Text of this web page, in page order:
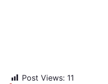
Post Views: 11